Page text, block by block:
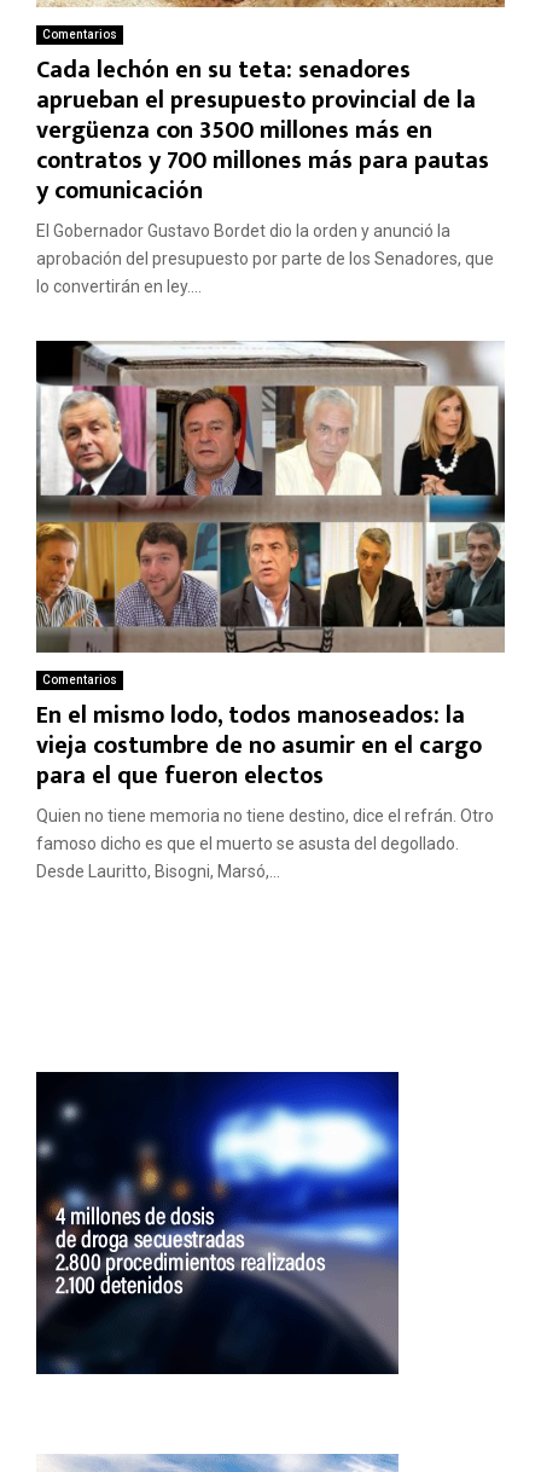
Comentarios
Cada lechón en su teta: senadores
aprueban el presupuesto provincial de la
vergüenza con 3500 millones más en
contratos y 700 millones más para pautas
y comunicación
El Gobernador Gustavo Bordet dio la orden y anunció la
aprobación del presupuesto por parte de los Senadores, que
lo convertirán en ley....
Comentarios
En el mismo lodo, todos manoseados: la
vieja costumbre de no asumir en el cargo
para el que fueron electos
Quien no tiene memoria no tiene destino, dice el refrán. Otro
famoso dicho es que el muerto se asusta del degollado.
Desde Lauritto, Bisogni, Marsó,...